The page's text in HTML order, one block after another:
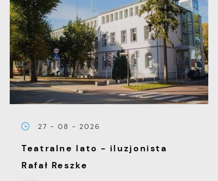
27 - 08 - 2026
Teatralne lato - iluzjonista
Rafał Reszke